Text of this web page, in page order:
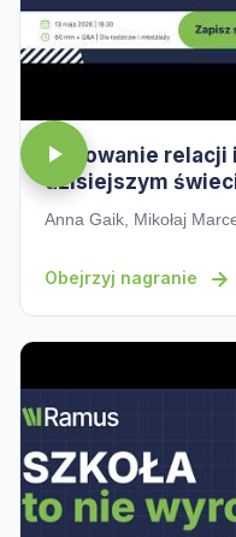
Budowanie
dzisiejszym
Anna Gaik, Mikołaj
Obejrzyj nagranie